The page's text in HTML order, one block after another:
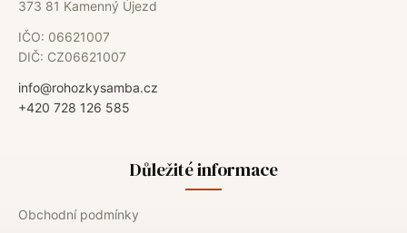
373 81 Kamenný Újezd
IČO: 06621007
DIČ: CZ06621007
info@rohozkysamba.cz
+420 728 126 585
Důležité informace
Obchodní podmínky